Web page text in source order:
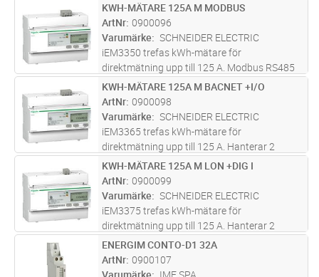
ST Lägg i kundvagn
KWH-MÄTARE 125A M MODBUS
ArtNr 0900096
Varumärke
SCHNEIDER ELECTRIC
iEM3350 trefas kWh-mätare för
direktmätning upp till 125 A. Modbus RS485
med kommunikation av utökade mätvärden
(U, I, P …)
ST Lägg i kundvagn
KWH-MÄTARE 125A M BACNET +I/O
ArtNr 0900098
Varumärke
SCHNEIDER ELECTRIC
iEM3365 trefas kWh-mätare för
direktmätning upp till 125 A. Hanterar 2
tariffer med extern styrning eller 4 tariffer med
intern klocka. BACnet-gränssnitt med
kommunikation av utökade mätvärden (U,
I,...läs mer
ST Lägg i kundvagn
KWH-MÄTARE 125A M LON +DIG I
ArtNr 0900099
Varumärke
SCHNEIDER ELECTRIC
iEM3375 trefas kWh-mätare för
direktmätning upp till 125 A. Hanterar 2
tariffer med extern styrning eller 4 tariffer med
intern klocka. LON-gränssnitt med
kommunikation av utökade mätvärden (U, I, P
ST Lägg i kundvagn
ENERGIM CONTO-D1 32A
ArtNr 0900107